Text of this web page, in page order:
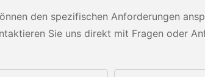
den spezifischen Anforderungen
Sie uns direkt mit Fragen oder